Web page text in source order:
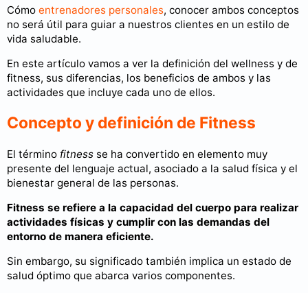
Cómo entrenadores personales, conocer ambos conceptos
no será útil para guiar a nuestros clientes en un estilo de
vida saludable.
En este artículo vamos a ver la definición del wellness y de
fitness, sus diferencias, los beneficios de ambos y las
actividades que incluye cada uno de ellos.
Concepto y definición de Fitness
El término fitness se ha convertido en elemento muy
presente del lenguaje actual, asociado a la salud física y el
bienestar general de las personas.
Fitness se refiere a la capacidad del cuerpo para realizar
actividades físicas y cumplir con las demandas del
entorno de manera eficiente.
Sin embargo, su significado también implica un estado de
salud óptimo que abarca varios componentes.